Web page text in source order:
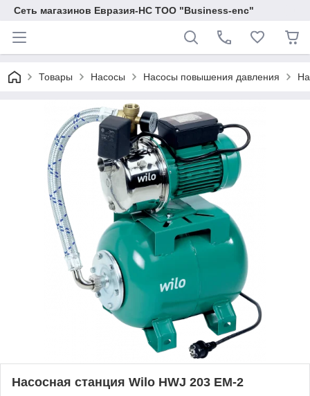
Сеть магазинов Евразия-НС ТОО "Business-enc"
Товары Насосы Насосы повышения давления
Насосная станция Wilo HWJ 203 EM-2